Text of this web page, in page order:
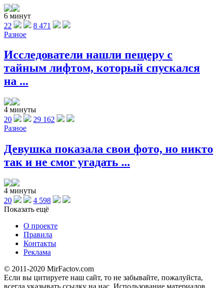
6 минут
22
8 471
Разное
Исследователи нашли пещеру с
тайным лифтом, который спускался
на ...
4 минуты
20
29 162
Разное
Девушка показала свои фото, но никто
так и не смог угадать ...
4 минуты
20
4 598
Показать ещё
О проекте
Правила
Контакты
Реклама
© 2011-2020 MirFactov.com
Если вы цитируете наш сайт, то не забывайте, пожалуйста,